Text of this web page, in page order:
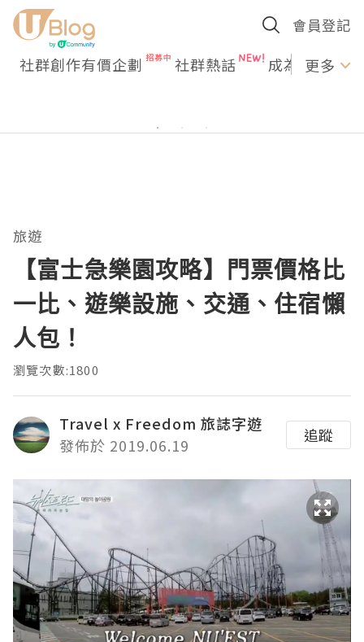
會員登記
社群創作有價企劃 社群熱話 成為U更多
旅遊
【富士急樂園攻略】門票價格比
一比、遊樂設施、交通、住宿懶
人包！
瀏覽次數:1800
Travel x Freedom 旅誌字遊
發佈於 2019.06.19
追蹤